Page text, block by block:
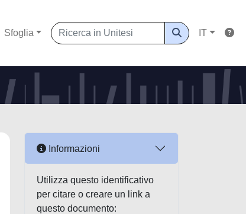
Sfoglia IT
Informazioni
Utilizza questo identificativo
per citare o creare un link a
questo documento: